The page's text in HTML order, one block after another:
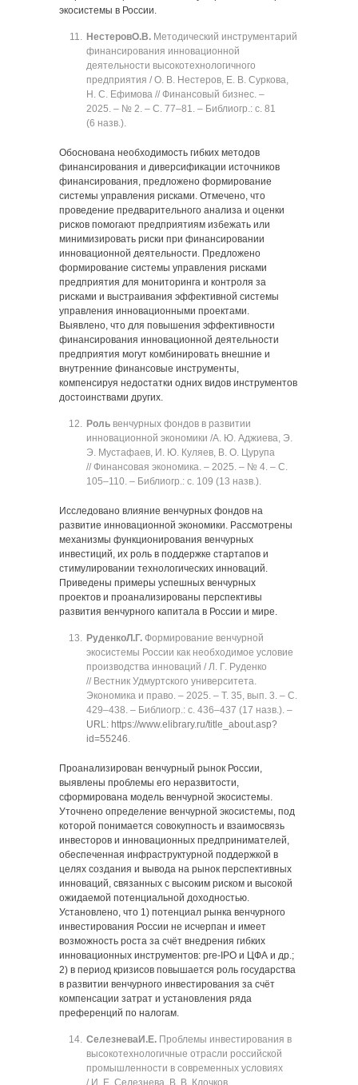
экосистемы в России.
НестеровО.В. Методический инструментарий
финансирования инновационной
деятельности высокотехнологичного
предприятия / О. В. Нестеров, Е. В. Суркова,
Н. С. Ефимова // Финансовый бизнес. ‒
2025. ‒ № 2. ‒ C. 77‒81. ‒ Библиогр.: с. 81
(6 назв.).
Обоснована необходимость гибких методов
финансирования и диверсификации источников
финансирования, предложено формирование
системы управления рисками. Отмечено, что
проведение предварительного анализа и оценки
рисков помогают предприятиям избежать или
минимизировать риски при финансировании
инновационной деятельности. Предложено
формирование системы управления рисками
предприятия для мониторинга и контроля за
рисками и выстраивания эффективной системы
управления инновационными проектами.
Выявлено, что для повышения эффективности
финансирования инновационной деятельности
предприятия могут комбинировать внешние и
внутренние финансовые инструменты,
компенсируя недостатки одних видов инструментов
достоинствами других.
Роль венчурных фондов в развитии
инновационной экономики /А. Ю. Аджиева, Э.
Э. Мустафаев, И. Ю. Куляев, В. О. Цурупа
// Финансовая экономика. ‒ 2025. ‒ № 4. ‒ C.
105‒110. ‒ Библиогр.: с. 109 (13 назв.).
Исследовано влияние венчурных фондов на
развитие инновационной экономики. Рассмотрены
механизмы функционирования венчурных
инвестиций, их роль в поддержке стартапов и
стимулировании технологических инноваций.
Приведены примеры успешных венчурных
проектов и проанализированы перспективы
развития венчурного капитала в России и мире.
РуденкоЛ.Г. Формирование венчурной
экосистемы России как необходимое условие
производства инноваций / Л. Г. Руденко
// Вестник Удмуртского университета.
Экономика и право. ‒ 2025. ‒ Т. 35, вып. 3. ‒ C.
429‒438. ‒ Библиогр.: с. 436‒437 (17 назв.). ‒
URL: https://www.elibrary.ru/title_about.asp?
id=55246.
Проанализирован венчурный рынок России,
выявлены проблемы его неразвитости,
сформирована модель венчурной экосистемы.
Уточнено определение венчурной экосистемы, под
которой понимается совокупность и взаимосвязь
инвесторов и инновационных предпринимателей,
обеспеченная инфраструктурной поддержкой в
целях создания и вывода на рынок перспективных
инноваций, связанных с высоким риском и высокой
ожидаемой потенциальной доходностью.
Установлено, что 1) потенциал рынка венчурного
инвестирования России не исчерпан и имеет
возможность роста за счёт внедрения гибких
инновационных инструментов: pre-IPO и ЦФА и др.;
2) в период кризисов повышается роль государства
в развитии венчурного инвестирования за счёт
компенсации затрат и установления ряда
преференций по налогам.
СелезневаИ.Е. Проблемы инвестирования в
высокотехнологичные отрасли российской
промышленности в современных условиях
/ И. Е. Селезнева, В. В. Клочков